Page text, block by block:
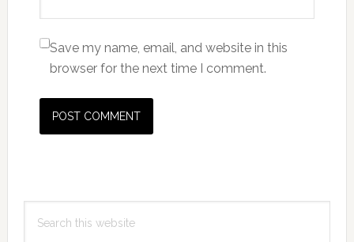
Save my name, email, and website in this
browser for the next time I comment.
Primary
Sidebar
this